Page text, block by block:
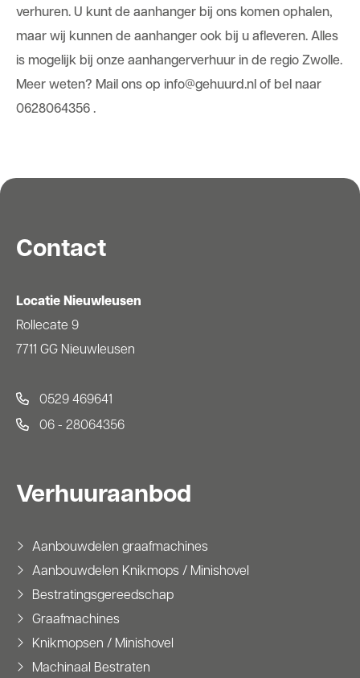
verhuren. U kunt de aanhanger bij ons komen ophalen,
maar wij kunnen de aanhanger ook bij u afleveren. Alles
is mogelijk bij onze aanhangerverhuur in de regio Zwolle.
Meer weten? Mail ons op info@gehuurd.nl of bel naar
0628064356 .
Contact
Locatie Nieuwleusen
Rollecate 9
7711 GG Nieuwleusen
0529 469641
06 - 28064356
Verhuuraanbod
Aanbouwdelen graafmachines
Aanbouwdelen Knikmops / Minishovel
Bestratingsgereedschap
Graafmachines
Knikmopsen / Minishovel
Machinaal Bestraten